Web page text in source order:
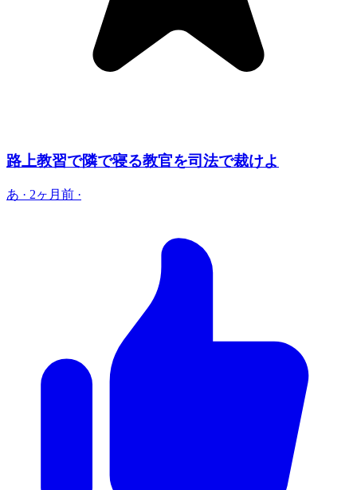
路上教習で隣で寝る教官を司法で裁けよ
あ · 2ヶ月前 ·